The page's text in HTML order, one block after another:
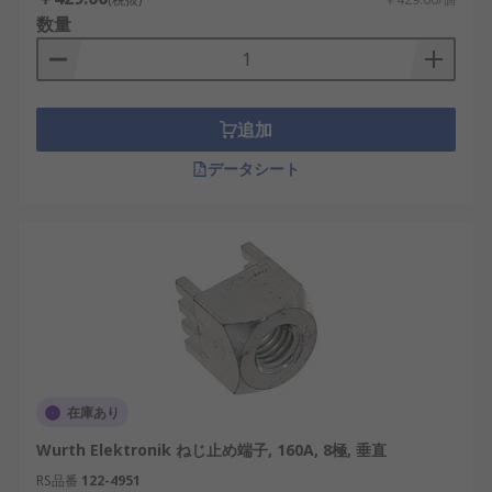
数量
追加
データシート
在庫あり
Wurth Elektronik ねじ止め端子, 160A, 8極, 垂直
RS品番 122-4951